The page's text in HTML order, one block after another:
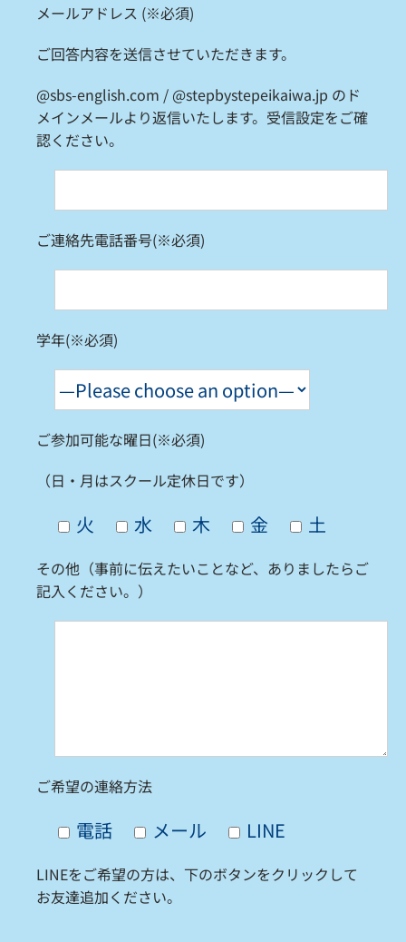
メールアドレス (※必須)
ご回答内容を送信させていただきます。
@sbs-english.com / @stepbystepeikaiwa.jp のド
メインメールより返信いたします。受信設定をご確
認ください。
ご連絡先電話番号(※必須)
学年(※必須)
ご参加可能な曜日(※必須)
（日・月はスクール定休日です）
火 水 木 金 土
その他（事前に伝えたいことなど、ありましたらご
記入ください。）
ご希望の連絡方法
電話 メール LINE
LINEをご希望の方は、下のボタンをクリックして
お友達追加ください。